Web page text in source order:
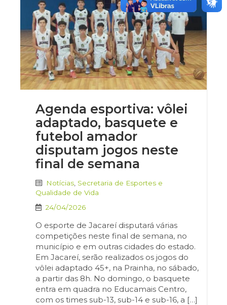
Agenda esportiva: vôlei
adaptado, basquete e
futebol amador
disputam jogos neste
final de semana
Notícias Secretaria de Esportes e
Qualidade de Vida
24/04/2026
O esporte de Jacareí disputará várias
competições neste final de semana, no
município e em outras cidades do estado.
Em Jacareí, serão realizados os jogos do
vôlei adaptado 45+, na Prainha, no sábado,
a partir das 8h. No domingo, o basquete
entra em quadra no Educamais Centro,
com os times sub-13, sub-14 e sub-16, a […]